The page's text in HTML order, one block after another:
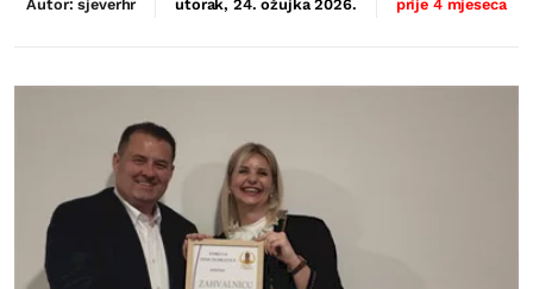
Autor: sjeverhr utorak, 24. ožujka 2026. prije 4 mjeseca